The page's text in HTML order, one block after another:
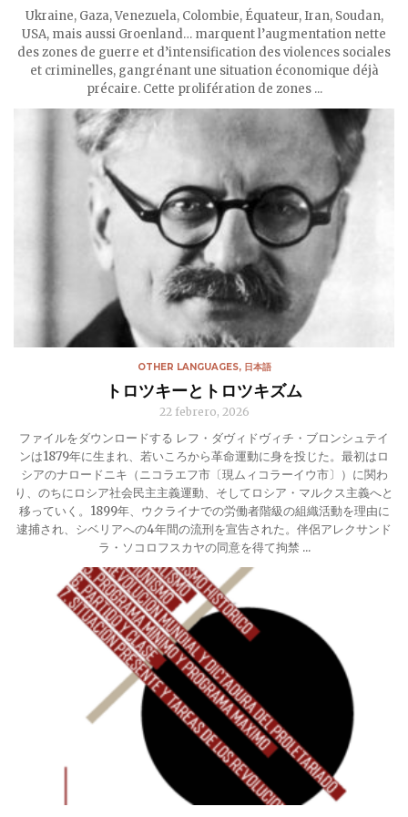
Ukraine, Gaza, Venezuela, Colombie, Équateur, Iran, Soudan,
USA, mais aussi Groenland… marquent l’augmentation nette
des zones de guerre et d’intensification des violences sociales
et criminelles, gangrénant une situation économique déjà
précaire. Cette prolifération de zones ...
OTHER LANGUAGES, 日本語
トロツキーとトロツキズム
22 febrero, 2026
ファイルをダウンロードする レフ・ダヴィドヴィチ・ブロンシュテイ
ンは1879年に生まれ、若いころから革命運動に身を投じた。最初はロ
シアのナロードニキ（ニコラエフ市〔現ムィコラーイウ市〕）に関わ
り、のちにロシア社会民主主義運動、そしてロシア・マルクス主義へと
移っていく。1899年、ウクライナでの労働者階級の組織活動を理由に
逮捕され、シベリアへの4年間の流刑を宣告された。伴侶アレクサンド
ラ・ソコロフスカヤの同意を得て拘禁 ...